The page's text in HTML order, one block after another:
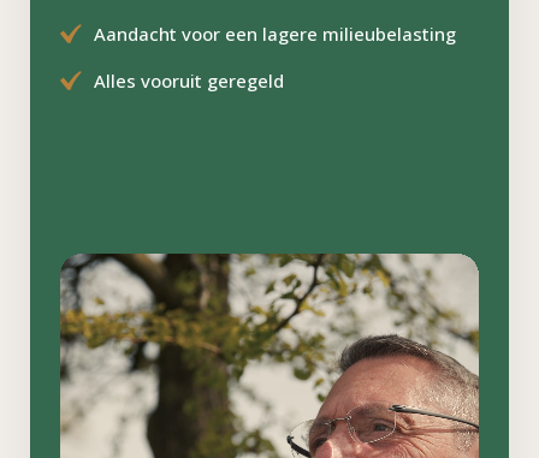
Aandacht voor een lagere milieubelasting
Alles vooruit geregeld